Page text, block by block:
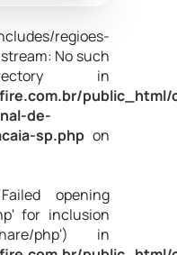
regioes-
No such
in
public_html/
de-
sp.phpon
opening
for inclusion
php') in